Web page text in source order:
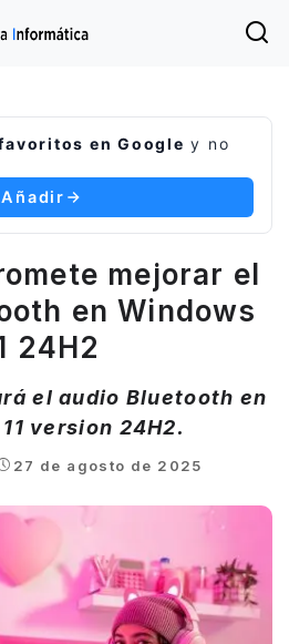
en Google y no
Añadir
mejorar el
en Windows
24H2
el audio Bluetooth en
version 24H2.
27 de agosto de 2025